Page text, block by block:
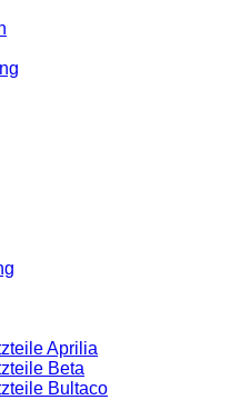
Aprilia
Beta
Bultaco